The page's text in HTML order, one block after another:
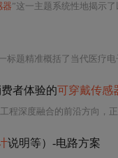
器”这一主题系统性地揭示
标题精准概括了当代医疗电
者体验的可穿戴传感
程深度融合的前沿方向，
说明等）-电路方案